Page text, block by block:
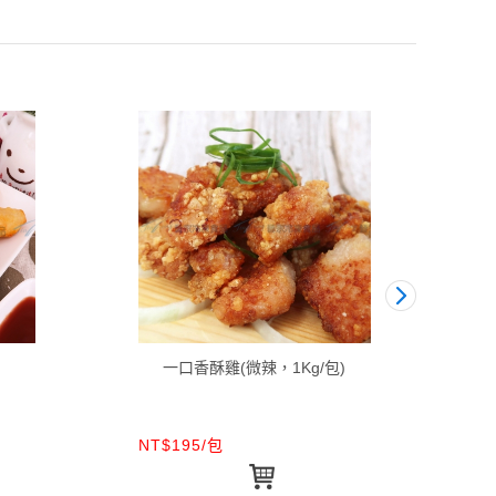
一口香酥雞(微辣，1Kg/包)
NT$195/包